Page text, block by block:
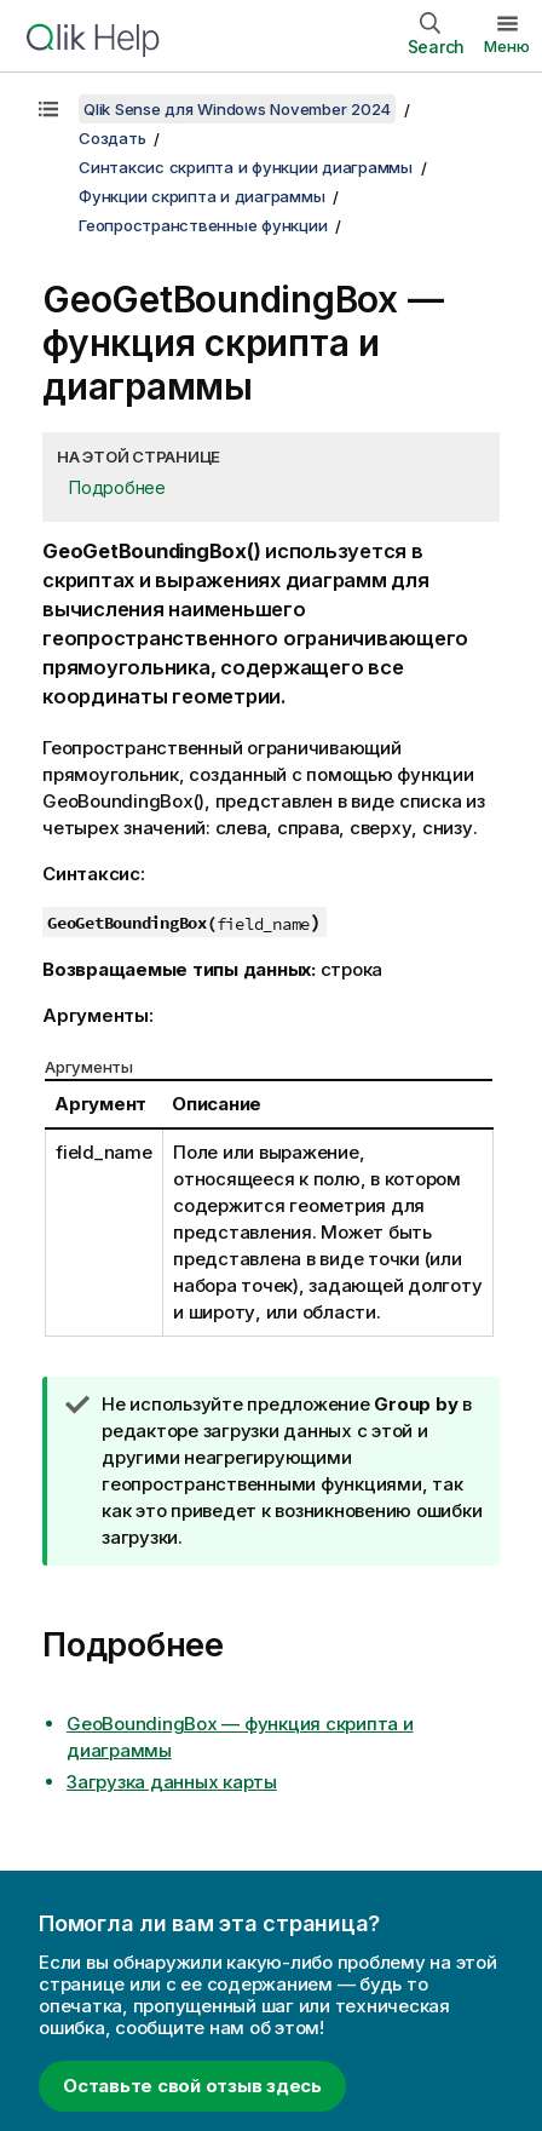
Search Меню
Qlik Sense для Windows November 2024
Создать
Синтаксис скрипта и функции диаграммы
Функции скрипта и диаграммы
Геопространственные функции
GeoGetBoundingBox —
функция скриптa и
диаграммы
НА ЭТОЙ СТРАНИЦЕ
Подробнее
GeoGetBoundingBox() используется в
скриптах и выражениях диаграмм для
вычисления наименьшего
геопространственного ограничивающего
прямоугольника, содержащего все
координаты геометрии.
Геопространственный ограничивающий
прямоугольник, созданный с помощью функции
GeoBoundingBox(), представлен в виде списка из
четырех значений: слева, справа, сверху, снизу.
Синтаксис:
GeoGetBoundingBox(field_name)
Возвращаемые типы данных: строка
Аргументы:
Аргументы
Аргумент Описание
field_name
Поле или выражение,
относящееся к полю, в котором
содержится геометрия для
представления. Может быть
представлена в виде точки (или
набора точек), задающей долготу
и широту, или области.
П
р
и
м
е
ч
е
к
о
д
с
Не используйте предложение Group byв
редакторе загрузки данных с этой и
другими неагрегирующими
геопространственными функциями, так
как это приведет к возникновению ошибки
загрузки.
Подробнее
GeoBoundingBox — функция скриптa и
диаграммы
Загрузка данных карты
Помогла ли вам эта страница?
Если вы обнаружили какую-либо проблему на этой
странице или с ее содержанием — будь то
опечатка, пропущенный шаг или техническая
ошибка, сообщите нам об этом!
Оставьте свой отзыв здесь